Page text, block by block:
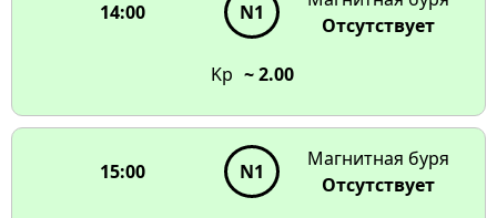
14:00 N1
Отсутствует
Kp ~ 2.00
15:00 N1
Магнитная буря
Отсутствует